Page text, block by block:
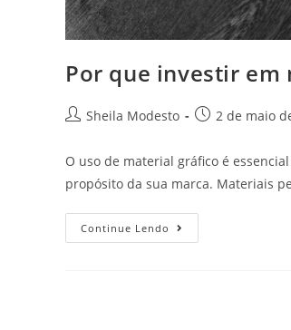
Por que investir em
Sheila Modesto 2 de maio
O uso de material gráfico é
propósito da sua marca. Materiais
Continue Lendo